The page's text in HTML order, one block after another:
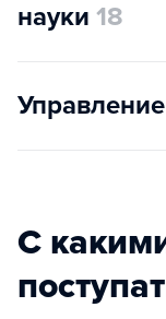
науки 18
С